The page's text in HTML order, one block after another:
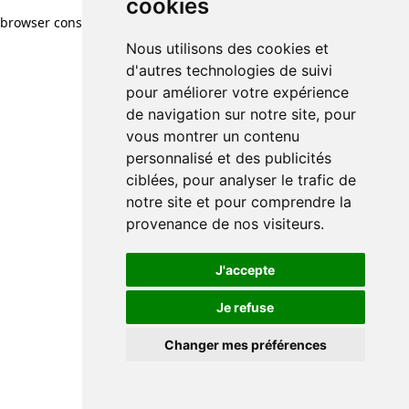
cookies
Nous utilisons des cookies et
d'autres technologies de suivi
pour améliorer votre expérience
de navigation sur notre site, pour
vous montrer un contenu
personnalisé et des publicités
ciblées, pour analyser le trafic de
notre site et pour comprendre la
provenance de nos visiteurs.
J'accepte
Je refuse
Changer mes préférences
browser console for more information)